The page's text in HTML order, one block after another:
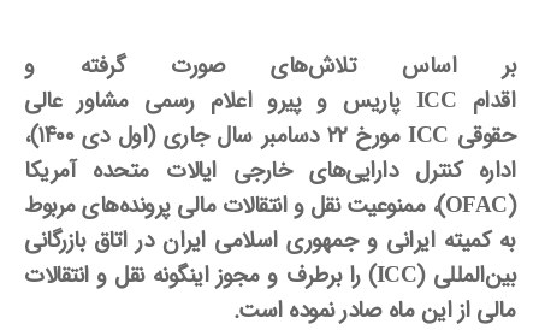
بر
اساس تلاش‌های صورت گرفته و
اقدام ICCپاریس و پیرو اعلام رسمی مشاور عالی
حقوقی ICC
مورخ ۲۲ دسامبر سال جاری (اول دی ۱۴۰۰)،
اداره کنترل دارایی‌های خارجی ایالات متحده آمریکا
(
OFAC)، ممنوعیت نقل و انتقالات مالی پرونده‌های مربوط
به کمیته ایرانی و جمهوری اسلامی ایران در اتاق بازرگانی
بین‌المللی (ICC) را برطرف و مجوز اینگونه نقل و انتقالات
مالی از این ماه صادر نموده است.